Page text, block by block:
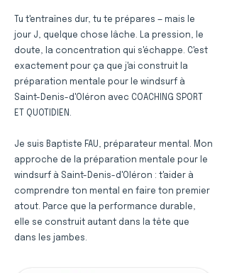
Tu t'entraînes dur, tu te prépares — mais le
jour J, quelque chose lâche. La pression, le
doute, la concentration qui s'échappe. C'est
exactement pour ça que j'ai construit la
préparation mentale pour le windsurf à
Saint-Denis-d'Oléron avec COACHING SPORT
ET QUOTIDIEN.
Je suis Baptiste FAU, préparateur mental. Mon
approche de la préparation mentale pour le
windsurf à Saint-Denis-d'Oléron : t'aider à
comprendre ton mental en faire ton premier
atout. Parce que la performance durable,
elle se construit autant dans la tête que
dans les jambes.